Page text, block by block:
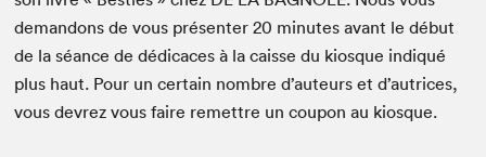
deman­dons de vous présen­ter20 min­utes avant le début
de la séance de dédi­caces à la caisse du kiosque indiqué
plus haut. Pour un cer­tain nom­bre d’auteurs et d’autrices,
vous devrez vous faire remet­tre un coupon au kiosque.